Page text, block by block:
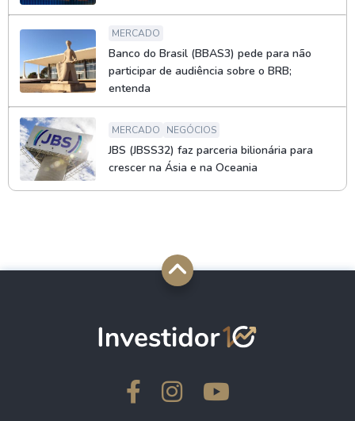
MERCADO
Banco do Brasil (BBAS3) pede para não
participar de audiência sobre o BRB;
entenda
MERCADO NEGÓCIOS
JBS (JBSS32) faz parceria bilionária para
crescer na Ásia e na Oceania